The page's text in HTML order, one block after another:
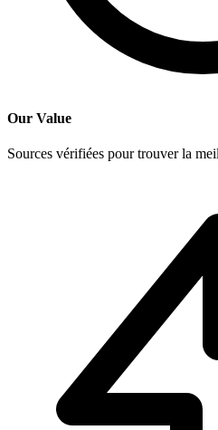
Our Value
Sources vérifiées pour trouver la